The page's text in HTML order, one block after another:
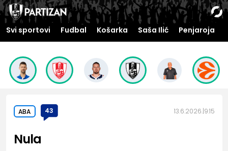
Svi sportovi Fudbal Košarka Saša Ilić Penjaroja
ABA 43 13.6.2026. 9:15
Nula